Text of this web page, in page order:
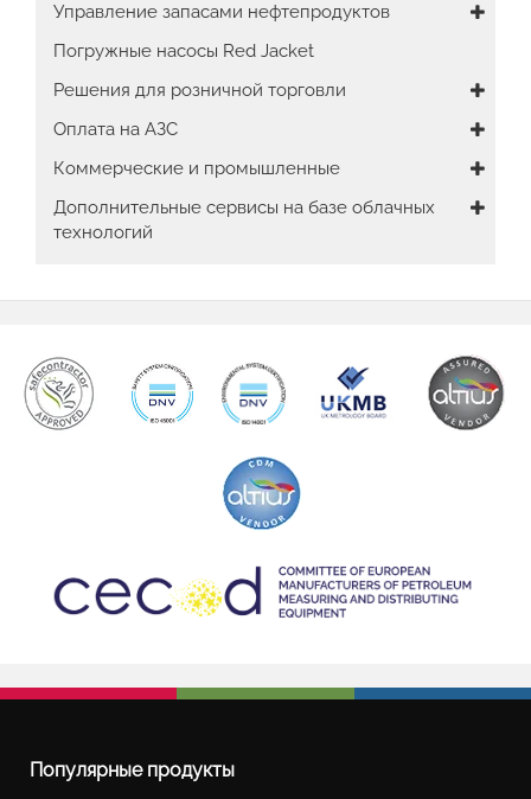
Управление запасами нефтепродуктов
Погружные насосы Red Jacket
Решения для розничной торговли
Оплата на АЗС
Коммерческие и промышленные
Дополнительные сервисы на базе облачных
технологий
Популярные продукты